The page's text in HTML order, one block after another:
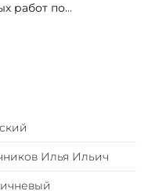
работ по
русского
иммунитета.
вопросы о природе
кроме того,
Илья Ильич